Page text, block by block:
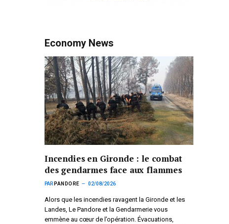
Economy News
Incendies en Gironde : le combat
des gendarmes face aux flammes
PAR PANDORE 02/08/2026
Alors que les incendies ravagent la Gironde et les
Landes, Le Pandore et la Gendarmerie vous
emmène au cœur de l’opération. Évacuations,